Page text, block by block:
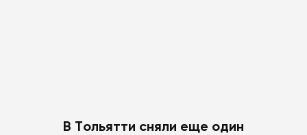
В Тольятти сняли еще один